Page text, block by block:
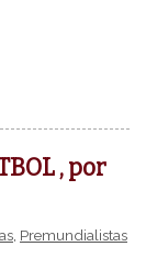
, por
Premundialistas